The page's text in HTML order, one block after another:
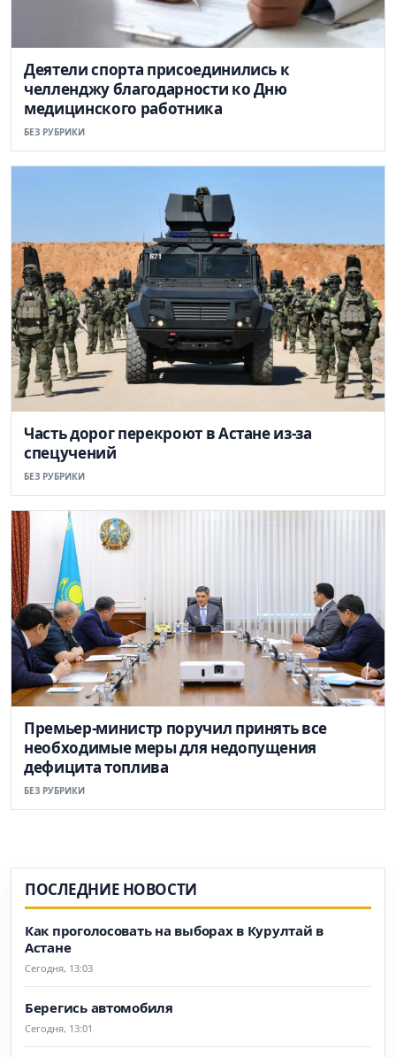
Деятели спорта присоединились к
челленджу благодарности ко Дню
медицинского работника
БЕЗ РУБРИКИ
Часть дорог перекроют в Астане из-за
спецучений
БЕЗ РУБРИКИ
Премьер-министр поручил принять все
необходимые меры для недопущения
дефицита топлива
БЕЗ РУБРИКИ
ПОСЛЕДНИЕ НОВОСТИ
Как проголосовать на выборах в Курултай в
Астане
Сегодня, 13:03
Берегись автомобиля
Сегодня, 13:01